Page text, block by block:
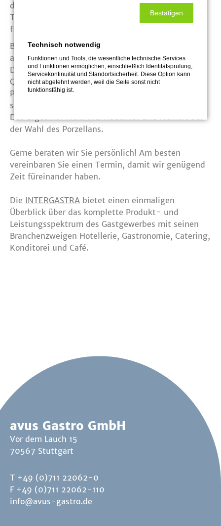
dem Wunsch nach zeit- und kostensparender
Technik. Deshalb wurde das intelligente Lösung
flexibilisiert.
Bisher war der Transponder – ein RFID-Chip – nur
auf einem speziellen pabis-Sortiment erhältlich.
Der neu entwickelte Transponder erfüllt die hohen
Qualitätsanforderungen von BAUSCHER Profi-
Porzellan und funktioniert im Zusammenspiel mit
sämtlichen Kollektionen des Porzellanspezialisten.
Das Ergebnis: mehr Individualität und Freiheit bei
der Wahl des Porzellans.
Gerne beraten wir Sie persönlich! Am besten
vereinbaren Sie einen Termin, damit wir genügend
Zeit füreinander haben.
Die INTERGASTRA bietet einen einmaligen
Überblick über das komplette Produkt- und
Leistungsspektrum des Gastgewerbes mit seinen
Branchenzweigen Hotellerie, Gastronomie, Catering,
Konditorei und Café.
avus Gastro GmbH
Vor dem Lauch 15
70567 Stuttgart
T +49 (0)711 22062-0
F +49 (0)711 22062-110
info@avus-gastro.de
Bestätigen
Technisch notwendig
Funktionen und Tools, die wesentliche technische Services
und Funktionen ermöglichen, einschließlich Identitätsprüfung,
Servicekontinuität und Standortsicherheit. Diese Option kann
nicht abgelehnt werden, weil die Seite sonst nicht
funktionsfähig ist.